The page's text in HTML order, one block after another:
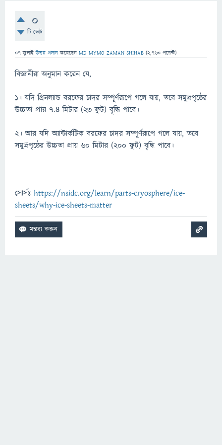
0
টি ভোট
07 জুলাই উত্তর প্রদান করেছেন MD MYMO ZAMAN SHIHAB (2,760 পয়েন্ট)
বিজ্ঞানীরা অনুমান করেন যে,
১। যদি গ্রিনল্যান্ড বরফের চাদর সম্পূর্ণরূপে গলে যায়, তবে সমুদ্রপৃষ্ঠের
উচ্চতা প্রায় ৭.৪ মিটার (২৩ ফুট) বৃদ্ধি পাবে।
২। আর যদি অ্যান্টার্কটিক বরফের চাদর সম্পূর্ণরূপে গলে যায়, তবে
সমুদ্রপৃষ্ঠের উচ্চতা প্রায় ৬০ মিটার (২০০ ফুট) বৃদ্ধি পাবে।
সোর্সঃ https://nsidc.org/learn/parts-cryosphere/ice-
sheets/why-ice-sheets-matter